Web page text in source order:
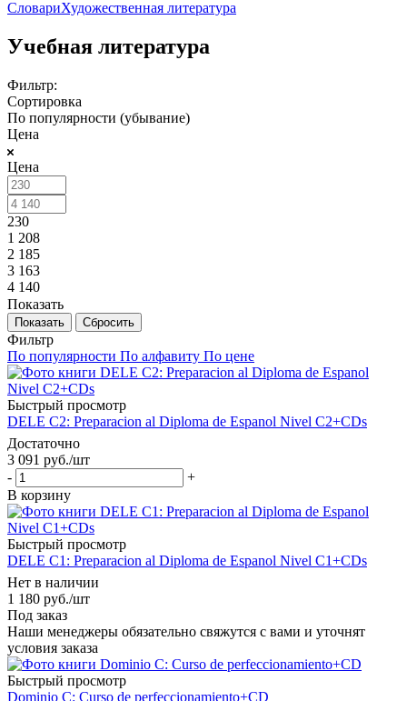
СловариХудожественная литература
Учебная литература
Фильтр:
Сортировка
По популярности (убывание)
Цена
Цена
230
1 208
2 185
3 163
4 140
Показать
Сбросить
Фильтр
По популярности По алфавиту По цене
Быстрый просмотр
DELE C2: Preparacion al Diploma de Espanol Nivel C2+CDs
Достаточно
3 091 руб./шт
-
+
В корзину
Быстрый просмотр
DELE C1: Preparacion al Diploma de Espanol Nivel C1+CDs
Нет в наличии
1 180 руб./шт
Под заказ
Наши менеджеры обязательно свяжутся с вами и уточнят
условия заказа
Быстрый просмотр
Dominio C: Curso de perfeccionamiento+CD